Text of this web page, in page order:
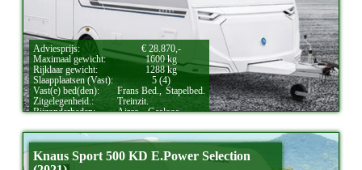
Adviesprijs:
€ 28.870,-
Maximaal gewicht:
1600 kg
Rijklaar gewicht:
1288 kg
Slaapplaatsen (Vast):
5 (4)
Vast(e) bed(den):
Frans Bed., Stapelbed.
Zitgelegenheid.:
Treinzit.
Bijzonderheden:
Airco., Gasloos.
Knaus Sport 500 KD E.Power Selection